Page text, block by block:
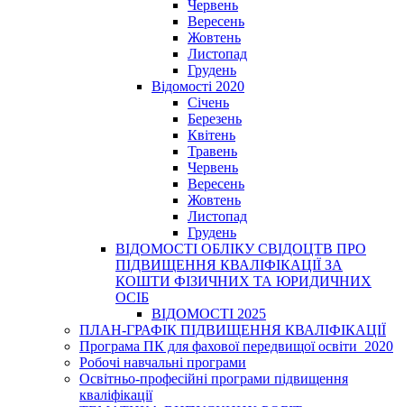
Червень
Вересень
Жовтень
Листопад
Грудень
Відомості 2020
Січень
Березень
Квітень
Травень
Червень
Вересень
Жовтень
Листопад
Грудень
ВІДОМОСТІ ОБЛІКУ СВІДОЦТВ ПРО
ПІДВИЩЕННЯ КВАЛІФІКАЦІЇ ЗА
КОШТИ ФІЗИЧНИХ ТА ЮРИДИЧНИХ
ОСІБ
ВІДОМОСТІ 2025
ПЛАН-ГРАФІК ПІДВИЩЕННЯ КВАЛІФІКАЦІЇ
Програма ПК для фахової передвищої освіти_2020
Робочі навчальні програми
Освітньо-професійні програми підвищення
кваліфікації